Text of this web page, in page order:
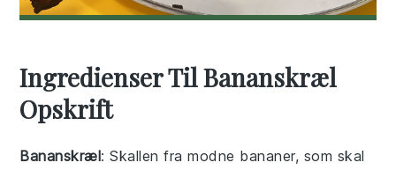
Ingredienser Til Bananskræl
Opskrift
Bananskræl: Skallen fra modne bananer, som skal